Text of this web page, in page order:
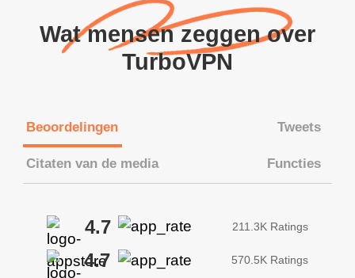
Wat mensen zeggen over
TurboVPN
Beoordelingen Tweets
Citaten van de media Functies
4.7 211.3K Ratings
4.7 570.5K Ratings